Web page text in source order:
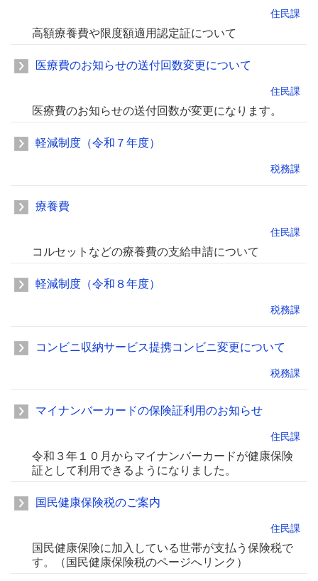
住民課
高額療養費や限度額適用認定証について
医療費のお知らせの送付回数変更について
住民課
医療費のお知らせの送付回数が変更になります。
軽減制度（令和７年度）
税務課
療養費
住民課
コルセットなどの療養費の支給申請について
軽減制度（令和８年度）
税務課
コンビニ収納サービス提携コンビニ変更について
税務課
マイナンバーカードの保険証利用のお知らせ
住民課
令和３年１０月からマイナンバーカードが健康保険
証として利用できるようになりました。
国民健康保険税のご案内
住民課
国民健康保険に加入している世帯が支払う保険税で
す。（国民健康保険税のページへリンク）